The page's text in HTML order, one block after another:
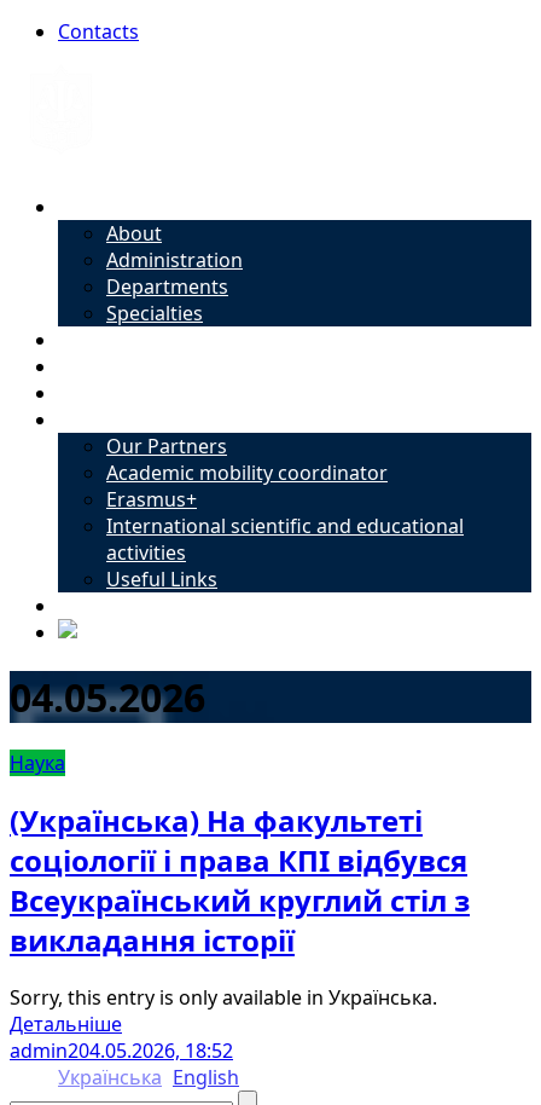
Contacts
About
Administration
Departments
Specialties
Our Partners
Academic mobility coordinator
Erasmus+
International scientific and educational
activities
Useful Links
04.05.2026
Наука
(Українська) На факультеті
соціології і права КПІ відбувся
Всеукраїнський круглий стіл з
викладання історії
Sorry, this entry is only available in Українська.
Детальніше
admin204.05.2026, 18:52
Українська English